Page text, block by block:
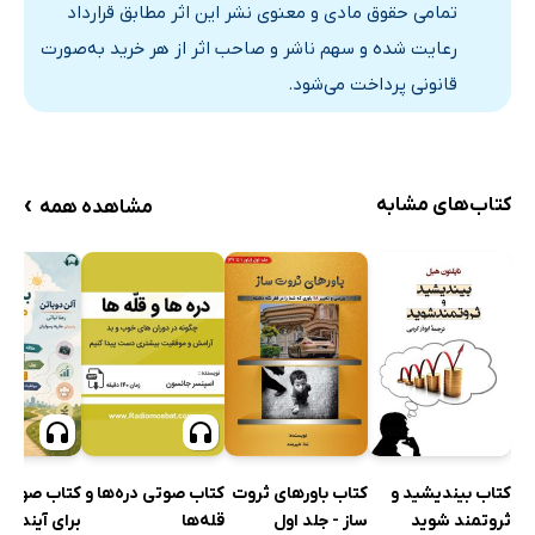
یادداشت‌هاتمامی حقوق مادی و معنوی نشر این اثر مطابق قرارداد
رعایت شده و سهم ناشر و صاحب اثر از هر خرید به‌صورت
قانونی پرداخت می‌شود.
کتاب‌های مشابه مشاهده همه ›
کتاب بیندیشید و
ثروتمند شوید
کتاب باورهای ثروت
ساز - جلد اول
کتاب صوتی دره‌ها و
قله‌ها
کتاب
برای